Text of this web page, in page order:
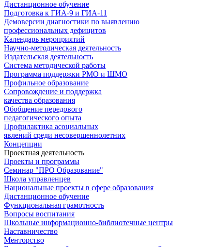
Дистанционное обучение
Подготовка к ГИА-9 и ГИА-11
Демоверсии диагностики по выявлению
профессиональных дефицитов
Календарь мероприятий
Научно-методическая деятельность
Издательская деятельность
Система методической работы
Программа поддержки РМО и ШМО
Профильное образование
Сопровождение и поддержка
качества образования
Обобщение передового
педагогического опыта
Профилактика асоциальных
явлений среди несовершеннолетних
Концепции
Проектная деятельность
Проекты и программы
Семинар "ПРО Образование"
Школа управленцев
Национальные проекты в сфере образования
Дистанционное обучение
Функциональная грамотность
Вопросы воспитания
Школьные информационно-библиотечные центры
Наставничество
Менторство